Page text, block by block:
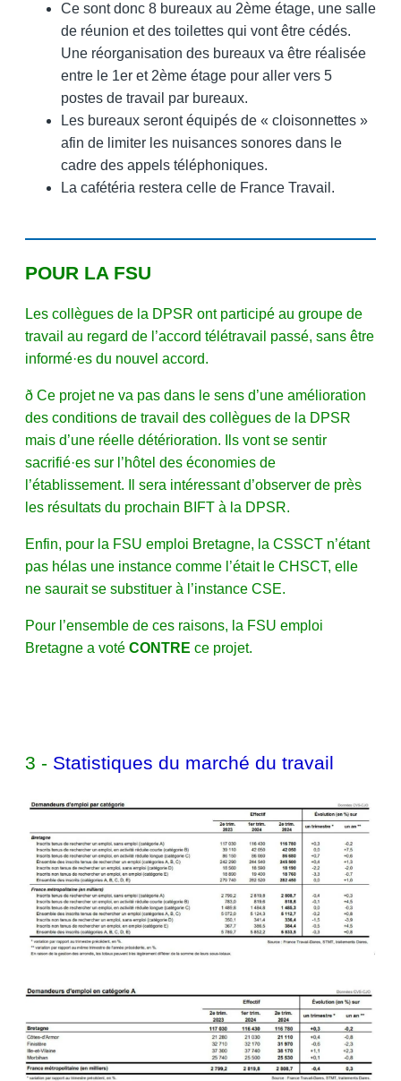
Ce sont donc 8 bureaux au 2ème étage, une salle
de réunion et des toilettes qui vont être cédés.
Une réorganisation des bureaux va être réalisée
entre le 1er et 2ème étage pour aller vers 5
postes de travail par bureaux.
Les bureaux seront équipés de « cloisonnettes »
afin de limiter les nuisances sonores dans le
cadre des appels téléphoniques.
La cafétéria restera celle de France Travail.
POUR LA FSU
Les collègues de la DPSR ont participé au groupe de
travail au regard de l’accord télétravail passé, sans être
informé·es du nouvel accord.
ð Ce projet ne va pas dans le sens d’une amélioration
des conditions de travail des collègues de la DPSR
mais d’une réelle détérioration. Ils vont se sentir
sacrifié·es sur l’hôtel des économies de
l’établissement. Il sera intéressant d’observer de près
les résultats du prochain BIFT à la DPSR.
Enfin, pour la FSU emploi Bretagne, la CSSCT n’étant
pas hélas une instance comme l’était le CHSCT, elle
ne saurait se substituer à l’instance CSE.
Pour l’ensemble de ces raisons, la FSU emploi
Bretagne a voté CONTRE ce projet.
3 - Statistiques du marché du travail